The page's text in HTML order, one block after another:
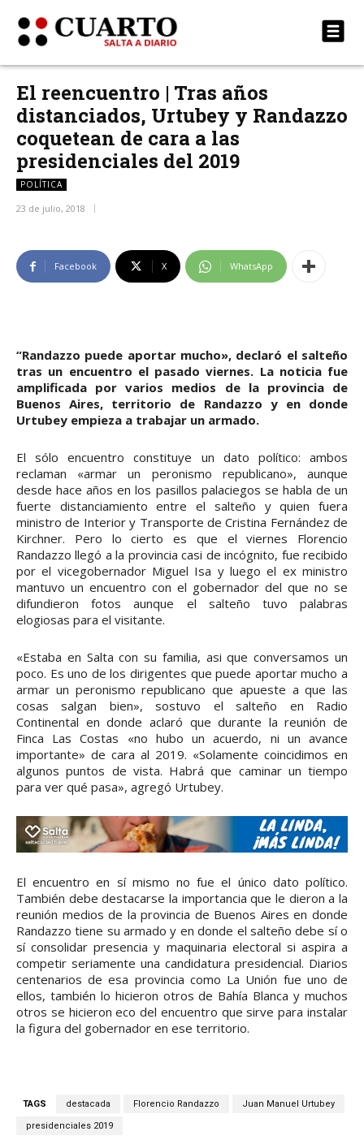
El reencuentro | Tras años
distanciados, Urtubey y Randazzo
coquetean de cara a las
presidenciales del 2019
POLÍTICA
23 de julio, 2018
Facebook X WhatsApp
“Randazzo puede aportar mucho», declaró el salteño
tras un encuentro el pasado viernes. La noticia fue
amplificada por varios medios de la provincia de
Buenos Aires, territorio de Randazzo y en donde
Urtubey empieza a trabajar un armado.
El sólo encuentro constituye un dato político: ambos
reclaman «armar un peronismo republicano», aunque
desde hace años en los pasillos palaciegos se habla de un
fuerte distanciamiento entre el salteño y quien fuera
ministro de Interior y Transporte de Cristina Fernández de
Kirchner. Pero lo cierto es que el viernes Florencio
Randazzo llegó a la provincia casi de incógnito, fue recibido
por el vicegobernador Miguel Isa y luego el ex ministro
mantuvo un encuentro con el gobernador del que no se
difundieron fotos aunque el salteño tuvo palabras
elogiosas para el visitante.
«Estaba en Salta con su familia, asi que conversamos un
poco. Es uno de los dirigentes que puede aportar mucho a
armar un peronismo republicano que apueste a que las
cosas salgan bien», sostuvo el salteño en Radio
Continental en donde aclaró que durante la reunión de
Finca Las Costas «no hubo un acuerdo, ni un avance
importante» de cara al 2019. «Solamente coincidimos en
algunos puntos de vista. Habrá que caminar un tiempo
para ver qué pasa», agregó Urtubey.
El encuentro en sí mismo no fue el único dato político.
También debe destacarse la importancia que le dieron a la
reunión medios de la provincia de Buenos Aires en donde
Randazzo tiene su armado y en donde el salteño debe sí o
sí consolidar presencia y maquinaria electoral si aspira a
competir seriamente una candidatura presidencial. Diarios
centenarios de esa provincia como La Unión fue uno de
ellos, también lo hicieron otros de Bahía Blanca y muchos
otros se hicieron eco del encuentro que sirve para instalar
la figura del gobernador en ese territorio.
TAGS destacada Florencio Randazzo Juan Manuel Urtubey
presidenciales 2019